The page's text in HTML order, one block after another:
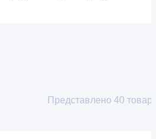
Представлено 40